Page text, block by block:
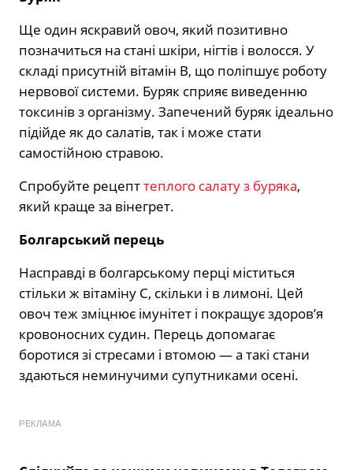
Ще один яскравий овоч, який позитивно
позначиться на стані шкіри, нігтів і волосся. У
складі присутній вітамін В, що поліпшує роботу
нервової системи. Буряк сприяє виведенню
токсинів з організму. Запечений буряк ідеально
підійде як до салатів, так і може стати
самостійною стравою.
Спробуйте рецепттеплого салату з буряка,
який краще за вінегрет.
Болгарський перець
Насправді в болгарському перці міститься
стільки ж вітаміну С, скільки і в лимоні. Цей
овоч теж зміцнює імунітет і покращує здоров’я
кровоносних судин. Перець допомагає
боротися зі стресами і втомою — а такі стани
здаються неминучими супутниками осені.
РЕКЛАМА